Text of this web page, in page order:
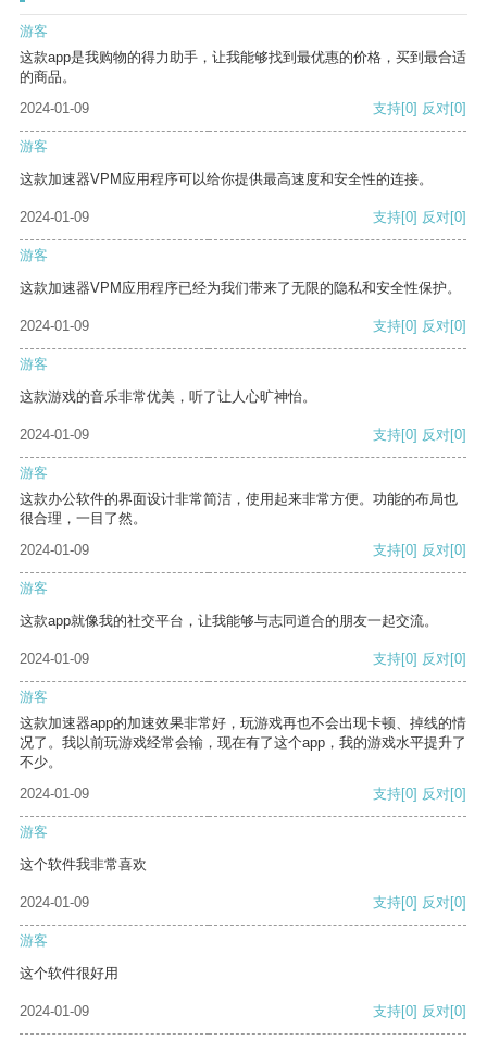
游客
这款app是我购物的得力助手，让我能够找到最优惠的价格，买到最合适
的商品。
2024-01-09
支持[0] 反对[0]
游客
这款加速器VPM应用程序可以给你提供最高速度和安全性的连接。
2024-01-09 支持[0] 反对[0]
游客
这款加速器VPM应用程序已经为我们带来了无限的隐私和安全性保护。
2024-01-09 支持[0] 反对[0]
游客
这款游戏的音乐非常优美，听了让人心旷神怡。
2024-01-09 支持[0] 反对[0]
游客
这款办公软件的界面设计非常简洁，使用起来非常方便。功能的布局也
很合理，一目了然。
2024-01-09
支持[0] 反对[0]
游客
这款app就像我的社交平台，让我能够与志同道合的朋友一起交流。
2024-01-09 支持[0] 反对[0]
游客
这款加速器app的加速效果非常好，玩游戏再也不会出现卡顿、掉线的情
况了。我以前玩游戏经常会输，现在有了这个app，我的游戏水平提升了
不少。
2024-01-09
支持[0] 反对[0]
游客
这个软件我非常喜欢
2024-01-09 支持[0] 反对[0]
游客
这个软件很好用
2024-01-09 支持[0] 反对[0]